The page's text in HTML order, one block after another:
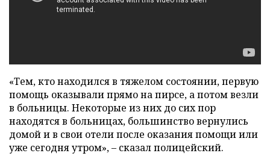
«Тем, кто находился в тяжелом состоянии, первую
помощь оказывали прямо на пирсе, а потом везли
в больницы. Некоторые из них до сих пор
находятся в больницах, большинство вернулись
домой и в свои отели после оказания помощи или
уже сегодня утром», – сказал полицейский.